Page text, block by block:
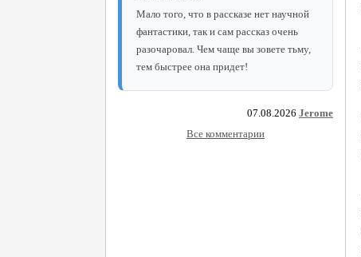
Мало того, что в рассказе нет научной
фантастики, так и сам рассказ очень
разочаровал. Чем чаще вы зовете тьму,
тем быстрее она придет!
07.08.2026 Jerome
Все комментарии